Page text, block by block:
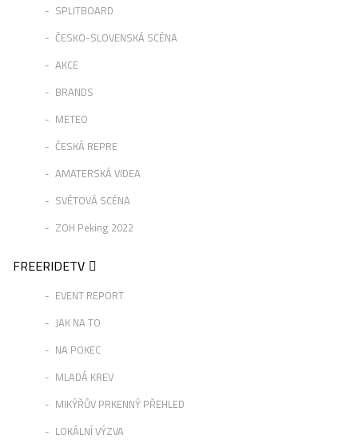
SPLITBOARD
ČESKO-SLOVENSKÁ SCÉNA
AKCE
BRANDS
METEO
ČESKÁ REPRE
AMATERSKÁ VIDEA
SVĚTOVÁ SCÉNA
ZOH Peking 2022
FREERIDETV
EVENT REPORT
JAK NA TO
NA POKEC
MLADÁ KREV
MIKÝŘŮV PRKENNÝ PŘEHLED
LOKÁLNÍ VÝZVA